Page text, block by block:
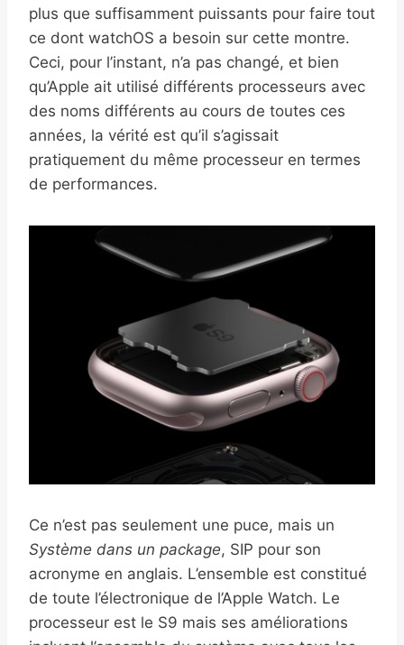
plus que suffisamment puissants pour faire tout
ce dont watchOS a besoin sur cette montre.
Ceci, pour l’instant, n’a pas changé, et bien
qu’Apple ait utilisé différents processeurs avec
des noms différents au cours de toutes ces
années, la vérité est qu’il s’agissait
pratiquement du même processeur en termes
de performances.
Ce n’est pas seulement une puce, mais un
Système dans un package, SIP pour son
acronyme en anglais. L’ensemble est constitué
de toute l’électronique de l’Apple Watch. Le
processeur est le S9 mais ses améliorations